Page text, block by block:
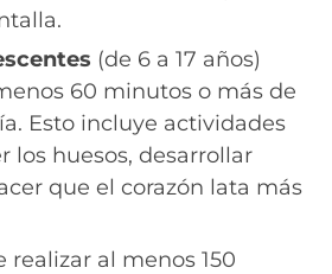
(de 6 a 17 años)
60 minutos o más de
Esto incluye actividades
los huesos, desarrollar
que el corazón lata más
realizar al menos 150